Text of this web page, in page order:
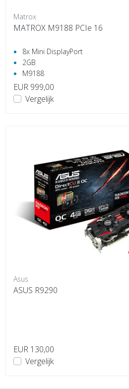
Matrox
MATROX M9188 PCIe 16
8x Mini DisplayPort
2GB
M9188
EUR 999,00
Vergelijk
Asus
ASUS R9290
EUR 130,00
Vergelijk